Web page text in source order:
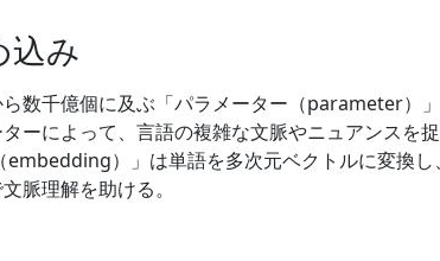
込み
ら数千億個に及ぶ「パラメーター（parameter）
ーによって、言語の複雑な文脈やニュアンスを
embedding）」は単語を多次元ベクトルに変換し
脈理解を助ける。